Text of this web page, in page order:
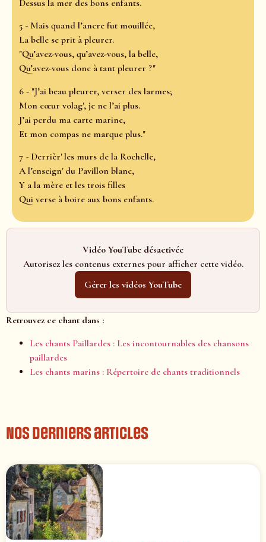
Dessus la mer des bons enfants.
5 - Mais quand l’ancre fut mouillée,
La belle se prit à pleurer.
"Qu’avez-vous, qu’avez-vous, la belle,
Qu’avez-vous donc à tant pleurer ?"
6 - "J’ai beau pleurer, verser des larmes;
Mon cœur volag', je ne l’ai plus.
J’ai perdu ma carte marine,
Et mon compas ne marque plus."
7 - Derrièr' les murs de la Rochelle,
A l’enseign' du Pavillon blanc,
Y a la mère et les trois filles
Qui verse à boire aux bons enfants.
Vidéo YouTube désactivée
Autorisez les contenus externes pour afficher cette vidéo.
Gérer les vidéos YouTube
Retrouvez ce chant dans :
Les chants Paillardes : Les incontournables des chansons
paillardes
Les chants marins : Répertoire de chants traditionnels
Nos derniers articles